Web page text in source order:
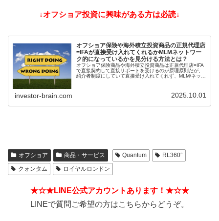
↓オフショア投資に興味がある方は必読↓
オフショア保険や海外積立投資商品の正規代理店
=IFAが直接受け入れてくれるかMLMネットワー
ク的になっているかを見分ける方法とは？
オフショア保険商品や海外積立投資商品は正規代理店=IFA
で直接契約して直接サポートを受けるのが原理原則だが、
紹介者制度にしていて直接受け入れてくれず、MLM/ネット
investor-brain.com 2025.10.01
オフショア 商品・サービス Quantum
RL360°
クォンタム
ロイヤルロンドン
★☆★LINE公式アカウントあります！★☆★
LINEで質問ご希望の方はこちらからどうぞ。